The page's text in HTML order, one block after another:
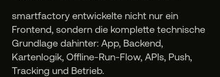
smartfactory entwickelte nicht nur ein
Frontend, sondern die komplette technische
Grundlage dahinter: App, Backend,
Kartenlogik, Offline-Run-Flow, APIs, Push,
Tracking und Betrieb.